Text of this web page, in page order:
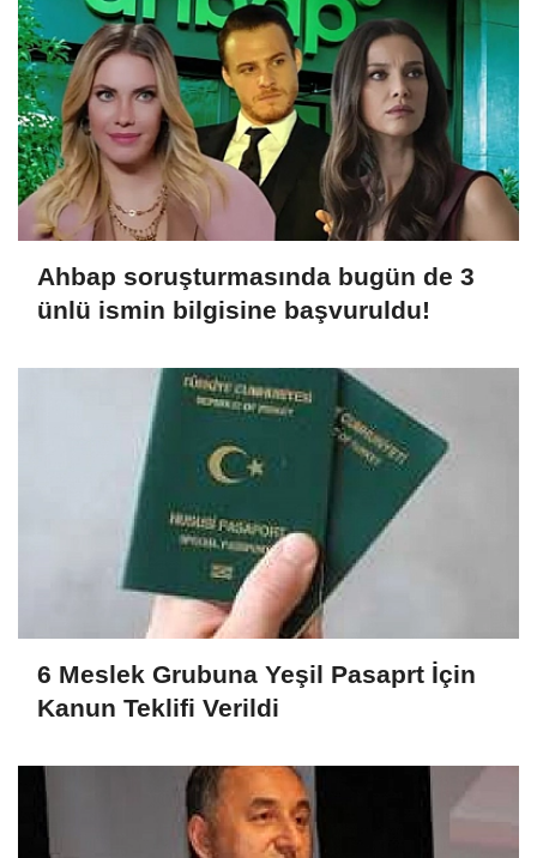
Ahbap soruşturmasında bugün de 3
ünlü ismin bilgisine başvuruldu!
6 Meslek Grubuna Yeşil Pasaprt İçin
Kanun Teklifi Verildi